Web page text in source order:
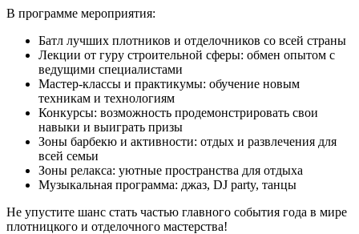
В программе мероприятия:
Батл лучших плотников и отделочников со всей страны
Лекции от гуру строительной сферы: обмен опытом с
ведущими специалистами
Мастер-классы и практикумы: обучение новым
техникам и технологиям
Конкурсы: возможность продемонстрировать свои
навыки и выиграть призы
Зоны барбекю и активности: отдых и развлечения для
всей семьи
Зоны релакса: уютные пространства для отдыха
Музыкальная программа: джаз, DJ party, танцы
Не упустите шанс стать частью главного события года в мире
плотницкого и отделочного мастерства!